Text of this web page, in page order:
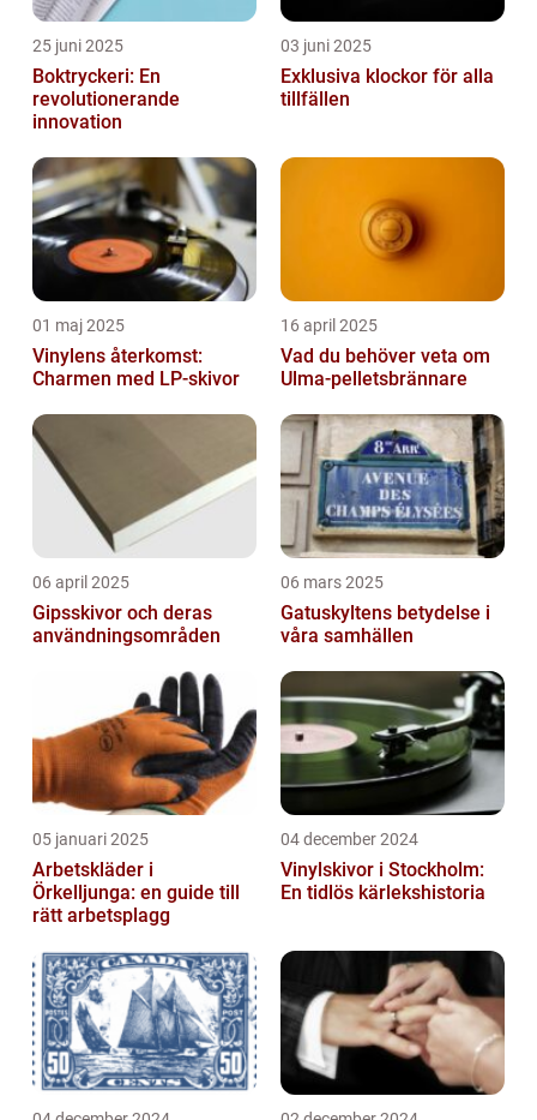
25 juni 2025
Boktryckeri: En
revolutionerande
innovation
03 juni 2025
Exklusiva klockor för alla
tillfällen
01 maj 2025
Vinylens återkomst:
Charmen med LP-skivor
16 april 2025
Vad du behöver veta om
Ulma-pelletsbrännare
06 april 2025
Gipsskivor och deras
användningsområden
06 mars 2025
Gatuskyltens betydelse i
våra samhällen
05 januari 2025
Arbetskläder i
Örkelljunga: en guide till
rätt arbetsplagg
04 december 2024
Vinylskivor i Stockholm:
En tidlös kärlekshistoria